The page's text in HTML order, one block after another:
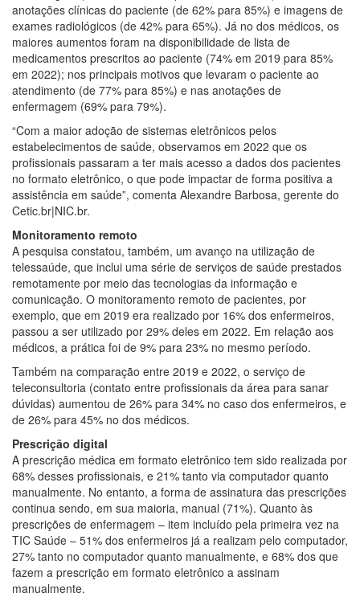
anotações clínicas do paciente (de 62% para 85%) e imagens de
exames radiológicos (de 42% para 65%). Já no dos médicos, os
maiores aumentos foram na disponibilidade de lista de
medicamentos prescritos ao paciente (74% em 2019 para 85%
em 2022); nos principais motivos que levaram o paciente ao
atendimento (de 77% para 85%) e nas anotações de
enfermagem (69% para 79%).
“Com a maior adoção de sistemas eletrônicos pelos
estabelecimentos de saúde, observamos em 2022 que os
profissionais passaram a ter mais acesso a dados dos pacientes
no formato eletrônico, o que pode impactar de forma positiva a
assistência em saúde”, comenta Alexandre Barbosa, gerente do
Cetic.br|NIC.br.
Monitoramento remoto
A pesquisa constatou, também, um avanço na utilização de
telessaúde, que inclui uma série de serviços de saúde prestados
remotamente por meio das tecnologias da informação e
comunicação. O monitoramento remoto de pacientes, por
exemplo, que em 2019 era realizado por 16% dos enfermeiros,
passou a ser utilizado por 29% deles em 2022. Em relação aos
médicos, a prática foi de 9% para 23% no mesmo período.
Também na comparação entre 2019 e 2022, o serviço de
teleconsultoria (contato entre profissionais da área para sanar
dúvidas) aumentou de 26% para 34% no caso dos enfermeiros, e
de 26% para 45% no dos médicos.
Prescrição digital
A prescrição médica em formato eletrônico tem sido realizada por
68% desses profissionais, e 21% tanto via computador quanto
manualmente. No entanto, a forma de assinatura das prescrições
continua sendo, em sua maioria, manual (71%). Quanto às
prescrições de enfermagem – item incluído pela primeira vez na
TIC Saúde – 51% dos enfermeiros já a realizam pelo computador,
27% tanto no computador quanto manualmente, e 68% dos que
fazem a prescrição em formato eletrônico a assinam
manualmente.